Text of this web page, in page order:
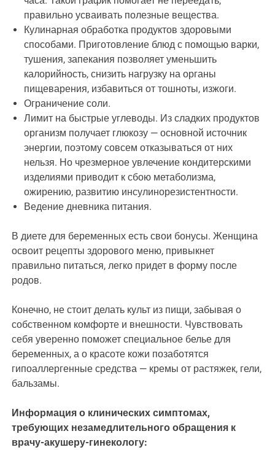
правильно усваивать полезные вещества.
Кулинарная обработка продуктов здоровыми
способами. Приготовление блюд с помощью варки,
тушения, запекания позволяет уменьшить
калорийность, снизить нагрузку на органы
пищеварения, избавиться от тошноты, изжоги.
Ограничение соли.
Лимит на быстрые углеводы. Из сладких продуктов
организм получает глюкозу — основной источник
энергии, поэтому совсем отказываться от них
нельзя. Но чрезмерное увлечение кондитерскими
изделиями приводит к сбою метаболизма,
ожирению, развитию инсулинорезистентности.
Ведение дневника питания.
В диете для беременных есть свои бонусы. Женщина
освоит рецепты здорового меню, привыкнет
правильно питаться, легко придет в форму после
родов.
Конечно, не стоит делать культ из пищи, забывая о
собственном комфорте и внешности. Чувствовать
себя уверенно поможет специальное белье для
беременных, а о красоте кожи позаботятся
гипоаллергенные средства — кремы от растяжек, гели,
бальзамы.
Информация о клинических симптомах,
требующих незамедлительного обращения к
врачу-акушеру-гинекологу: